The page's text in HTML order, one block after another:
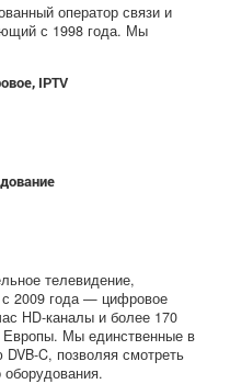
оператор связи и
с 1998 года. Мы
IPTV
телевидение,
с 2009 года — цифровое
HD-каналы и более 170
Европы. Мы единственные в
DVB-C, позволяя смотреть